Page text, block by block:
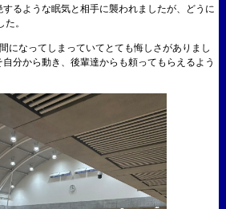
るような眠気と相手に襲われましたが、どうに
。
になってしまっていてとても悔しさがありまし
分から動き、後輩達からも頼ってもらえるよう